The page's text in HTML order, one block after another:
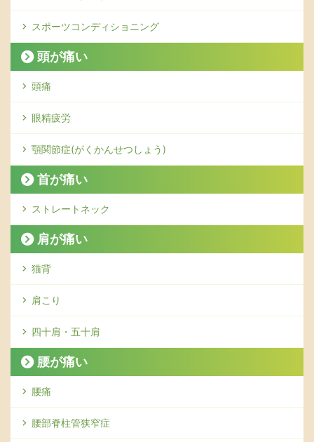
スポーツコンディショニング
頭が痛い
頭痛
眼精疲労
顎関節症(がくかんせつしょう)
首が痛い
ストレートネック
肩が痛い
猫背
肩こり
四十肩・五十肩
腰が痛い
腰痛
腰部脊柱管狭窄症